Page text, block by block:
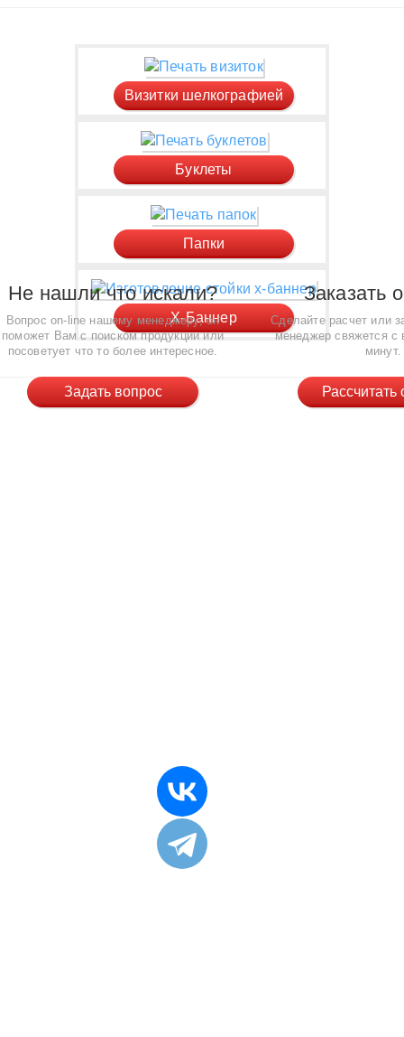
Визитки шелкографией
Буклеты
Папки
X-Баннер
Не нашли что искали?
Вопрос on-line нашему менеджеру, он
поможет Вам с поиском продукции или
посоветует что то более интересное.
Заказать
Сделайте расчет или
менеджер свяжется с
минут.